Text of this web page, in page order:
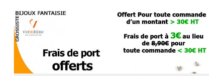
CHAÎNES DE CHEVILLE - LOTS EN
DESTOCKAGE
COLLIERS - LOTS EN DESTOCKAGE
BRACELETS FANTAISIE EN LOT